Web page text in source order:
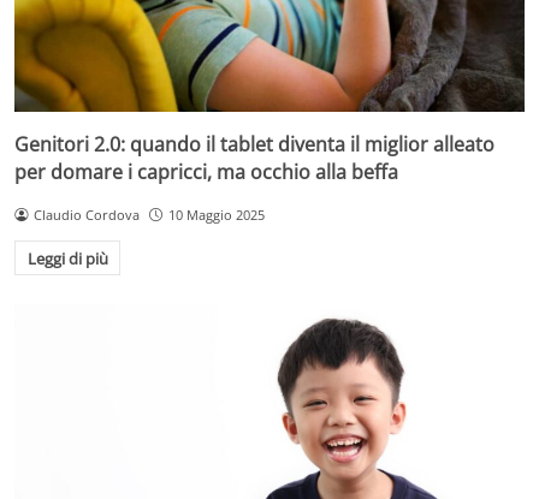
Genitori 2.0: quando il tablet diventa il miglior alleato
per domare i capricci, ma occhio alla beffa
Claudio Cordova 10 Maggio 2025
Leggi di più